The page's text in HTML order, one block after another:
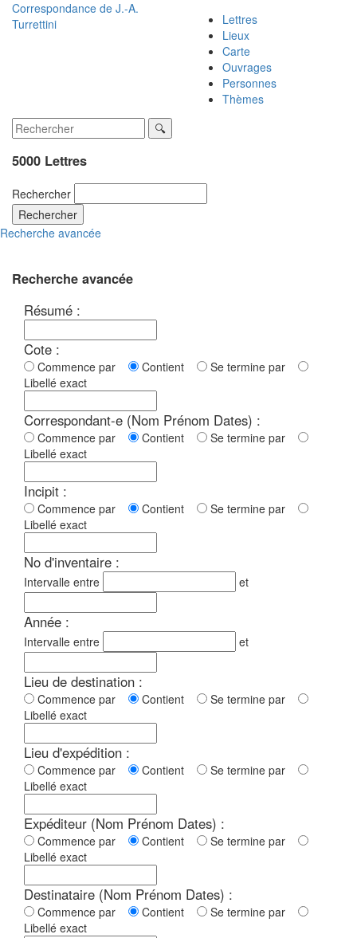
Correspondance de J.-A.
Turrettini
Lettres
Lieux
Carte
Ouvrages
Personnes
Thèmes
5000 Lettres
Rechercher
Rechercher
Recherche avancée
Recherche avancée
Résumé :
Cote :
Commence par Contient
Se termine par
Libellé exact
Correspondant-e (Nom Prénom Dates) :
Commence par Contient
Se termine par
Libellé exact
Incipit :
Commence par Contient
Se termine par
Libellé exact
No d'inventaire :
Intervalle entre et
Année :
Intervalle entre et
Lieu de destination :
Commence par Contient
Se termine par
Libellé exact
Lieu d'expédition :
Commence par Contient
Se termine par
Libellé exact
Expéditeur (Nom Prénom Dates) :
Commence par Contient
Se termine par
Libellé exact
Destinataire (Nom Prénom Dates) :
Commence par Contient
Se termine par
Libellé exact